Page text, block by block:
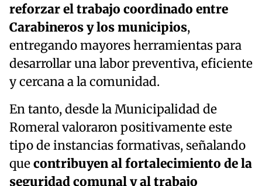
reforzar el trabajo coordinado entre
Carabineros y los municipios,
entregando mayores herramientas para
desarrollar una labor preventiva, eficiente
y cercana a la comunidad.
En tanto, desde la Municipalidad de
Romeral valoraron positivamente este
tipo de instancias formativas, señalando
quecontribuyen al fortalecimiento de la
seguridad comunal y al trabajo